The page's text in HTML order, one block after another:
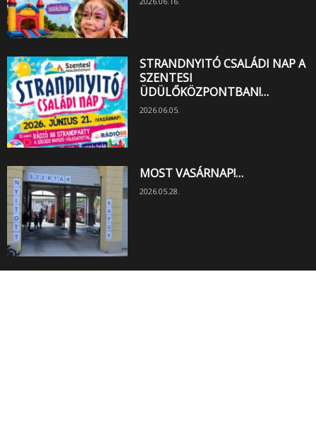
STRANDNYITÓ CSALÁDI NAP A
SZENTESI
ÜDÜLŐKÖZPONTBAN!…
2026.06.05.
MOST VASÁRNAP!…
2026.05.28.